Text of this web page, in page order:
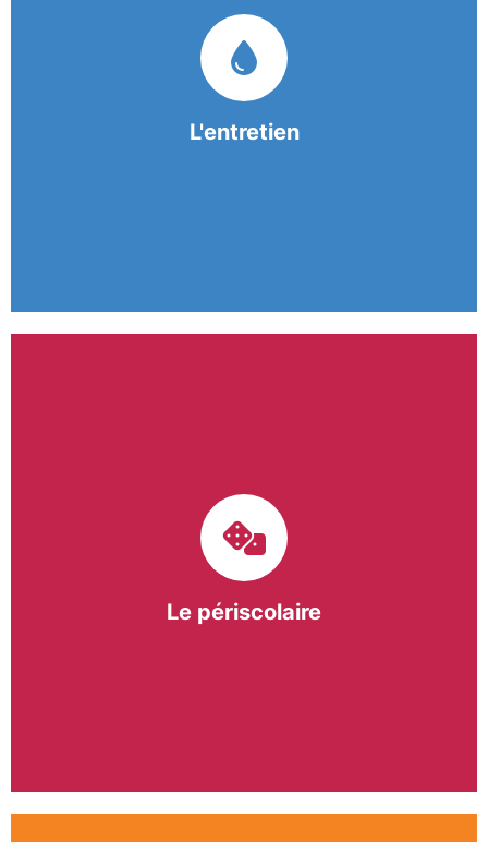
L'entretien
garantissent une prestation de nettoyage de
qualité.
Le périscolaire
bergeracois. A travers les Temps d’Activités
Périscolaires (TAP) et les Pauses Méridiennes, nous
apportons une réponse adaptée et individualisée